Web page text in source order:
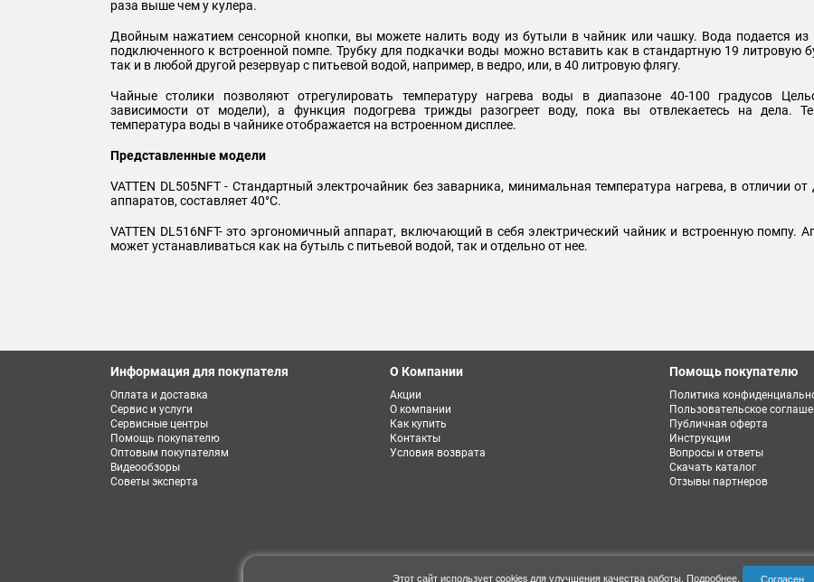
раза выше чем у кулера.
Двойным нажатием сенсорной кнопки, вы можете налить воду из бутыли в чайник или чашку. Вода подается из
подключенного к встроенной помпе. Трубку для подкачки воды можно вставить как в стандартную 19 литровую
так и в любой другой резервуар с питьевой водой, например, в ведро, или, в 40 литровую флягу.
Чайные столики позволяют отрегулировать температуру нагрева воды в диапазоне 40-100 градусов
зависимости от модели), а функция подогрева трижды разогреет воду, пока вы отвлекаетесь на дела.
температура воды в чайнике отображается на встроенном дисплее.
Представленные модели
VATTEN DL505NFT - Стандартный электрочайник без заварника, минимальная температура нагрева, в отличии от
аппаратов, составляет 40°С.
VATTEN DL516NFT- это эргономичный аппарат, включающий в себя электрический чайник и встроенную помпу.
может устанавливаться как на бутыль с питьевой водой, так и отдельно от нее.
Информация для покупателя
Оплата и доставка
Сервис и услуги
Сервисные центры
Помощь покупателю
Оптовым покупателям
Видеообзоры
Советы эксперта
О Компании
Акции
О компании
Как купить
Контакты
Условия возврата
Помощь покупателю
Политика
Пользовательское
Публичная оферта
Инструкции
Вопросы и ответы
Скачать каталог
Отзывы партнеров
Этот сайт использует cookies для улучшения качества работы. Подробнее Согласен